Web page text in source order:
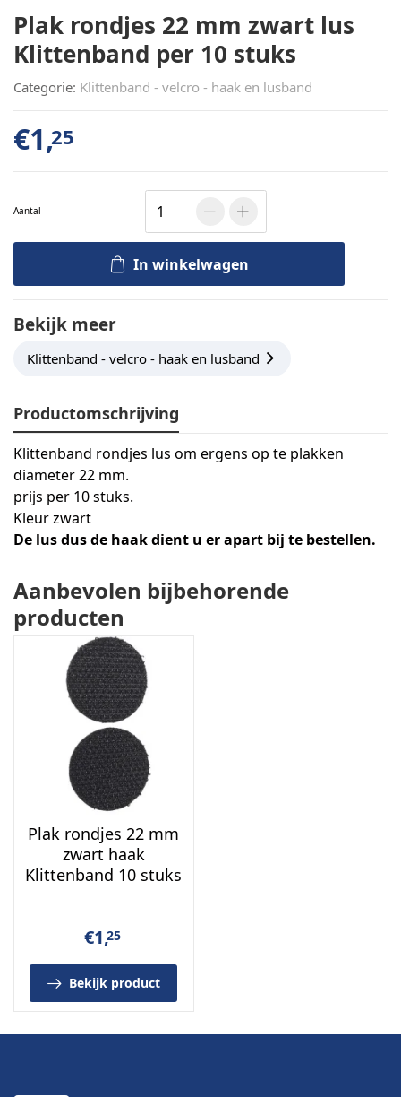
Plak rondjes 22 mm zwart lus
Klittenband per 10 stuks
Categorie: Klittenband - velcro - haak en lusband
€1,25
Aantal
In winkelwagen
Bekijk meer
Klittenband - velcro - haak en lusband
Productomschrijving
Klittenband rondjes lus om ergens op te plakken
diameter 22 mm.
prijs per 10 stuks.
Kleur zwart
De lus dus de haak dient u er apart bij te bestellen.
Aanbevolen bijbehorende
producten
Plak rondjes 22 mm
zwart haak
Klittenband 10 stuks
€1,25
Bekijk product